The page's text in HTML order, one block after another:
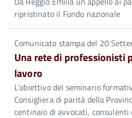
ripristinato il Fondo nazionale
Comunicato stampa del 20
Una rete di professionisti
lavoro
L’obiettivo del seminario
Consigliera di parità della
centinaio di avvocati,